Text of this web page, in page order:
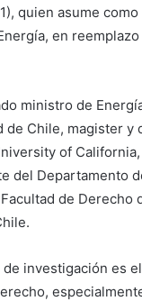
quien asume
en
ministro de
de Chile, magister y
of
del Departamento
de Derecho
investigación es